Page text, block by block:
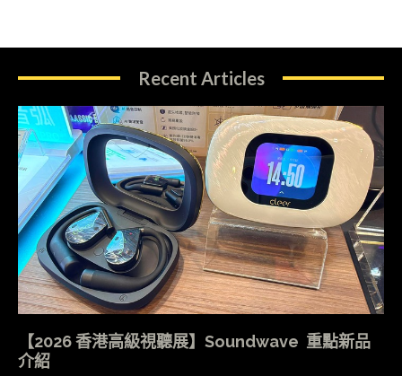
Recent Articles
【2026 香港高級視聽展】Soundwave 重點新品
介紹